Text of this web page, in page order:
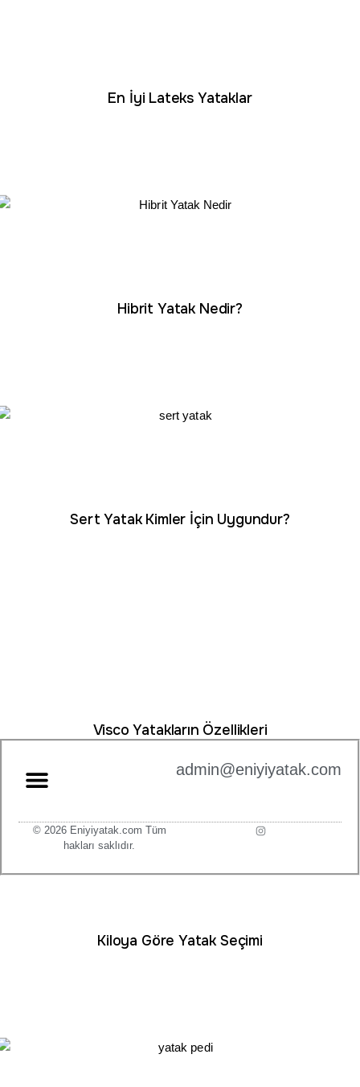
En İyi Lateks Yataklar
Hibrit Yatak Nedir?
Sert Yatak Kimler İçin Uygundur?
Visco Yatakların Özellikleri
Kiloya Göre Yatak Seçimi
admin@eniyiyatak.com
© 2026 Eniyiyatak.com Tüm
hakları saklıdır.